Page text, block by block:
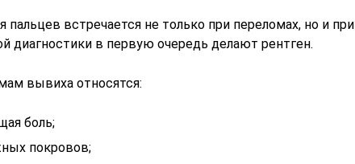
встречается не только при переломах, но и при
диагностики в первую очередь делают рентген.
вывиха относятся:
боль;
покровов;